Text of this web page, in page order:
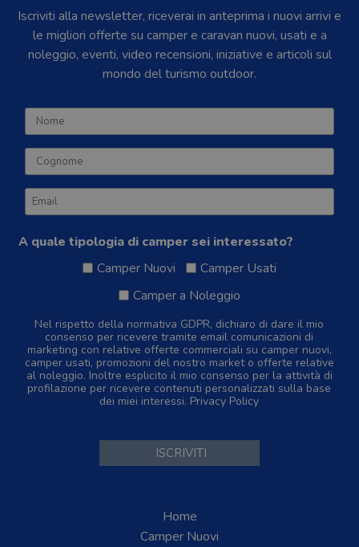
Iscriviti alla newsletter, riceverai in anteprima i nuovi arrivi e
le migliori offerte su camper e caravan nuovi, usati e a
noleggio, eventi, video recensioni, iniziative e articoli sul
mondo del turismo outdoor.
A quale tipologia di camper sei interessato?
Camper Nuovi
Camper Usati
Camper a Noleggio
Nel rispetto della normativa GDPR, dichiaro di dare il mio
consenso per ricevere tramite email comunicazioni di
marketing con relative offerte commerciali su camper nuovi,
camper usati, promozioni del nostro market o offerte relative
al noleggio. Inoltre esplicito il mio consenso per la attività di
profilazione per ricevere contenuti personalizzati sulla base
dei miei interessi. Privacy Policy
Home
Camper Nuovi